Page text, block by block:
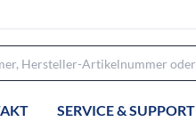
SERVICE & SUPPORT